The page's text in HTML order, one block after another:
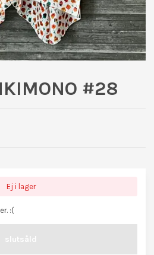
#28
Ej i lager
:(
slutsåld